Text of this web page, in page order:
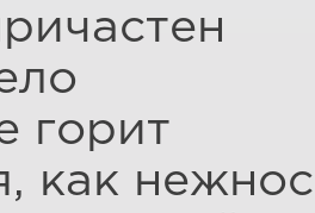
горит
как